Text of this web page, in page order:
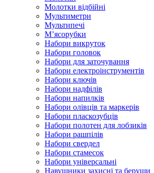
Молотки відбійні
Мультиметри
Мультипечі
М’ясорубки
Набори викруток
Набори головок
Набори для заточування
Набори електроінструментів
Набори ключів
Набори надфілів
Набори напилків
Набори олівців та маркерів
Набори пласкозубців
Набори полотен для лобзиків
Набори рашпілів
Набори свердел
Набори стамесок
Набори універсальні
Навушники захисні та беруши